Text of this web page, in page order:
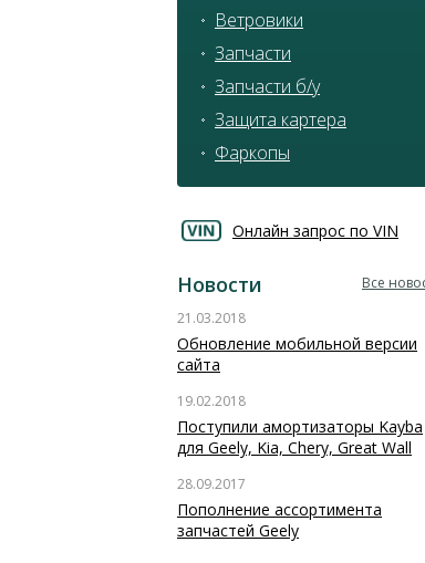
Ветровики
Запчасти
Запчасти б/у
Защита картера
Фаркопы
Онлайн запрос по VIN
Новости
Все
21.03.2018
Обновление мобильной версии
сайта
19.02.2018
Поступили амортизаторы Kayba
для Geely, Kia, Chery, Great Wall
28.09.2017
Пополнение ассортимента
запчастей Geely